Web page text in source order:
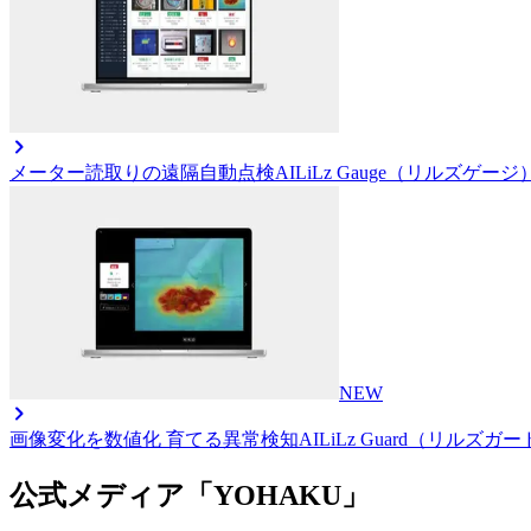
メーター読取りの遠隔自動点検AILiLz Gauge（リルズゲージ）
NEW
画像変化を数値化 育てる異常検知AILiLz Guard（リルズガー
公式メディア「YOHAKU」